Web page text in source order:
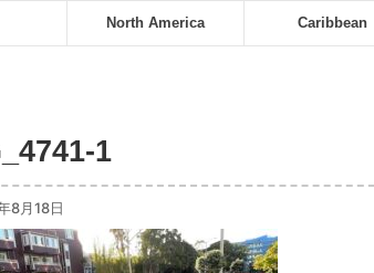
North America Caribbean
1
8月18日